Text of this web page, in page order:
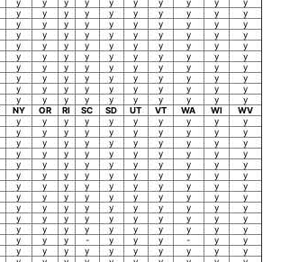
y y y y y y y y y
y
y y y y y y y y y
y
y y y y y y y y y
y
y y y y y y y y y
y
y y y y y y y y y
y
y y y y y y y y y
y
y y y y y y y y y
y
y y y y y y y y y
y
y y y y y y y y y
y
NY OR RI SC SD UT VT WA WI
WV
y y y y y y y y y
y
y y y y y y y y y
y
y y y y y y y y y
y
y y y y y y y y y
y
y y y y y y y y y
y
y y y y y y y y y
y
y y y y y y y y y
y
y y y y y y y y y
y
y y y y y y y y y
y
y y y y y y y y y
y
y y y y y y y y y
y
y y y - y y y - y
y
y y y y y y y y y
y